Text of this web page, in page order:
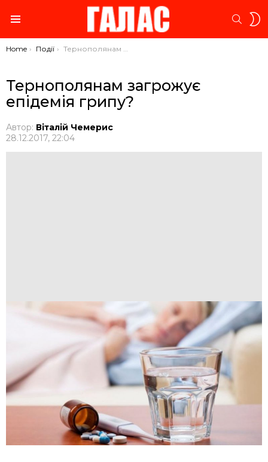
You are here:
Home Події Тернополянам загрожує епідемія грипу?
Тернополянам загрожує
епідемія грипу?
Автор: Віталій Чемерис
28.12.2017, 22:04